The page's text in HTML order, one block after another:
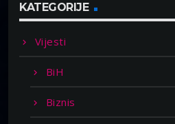
KATEGORIJE
Vijesti
BiH
Biznis